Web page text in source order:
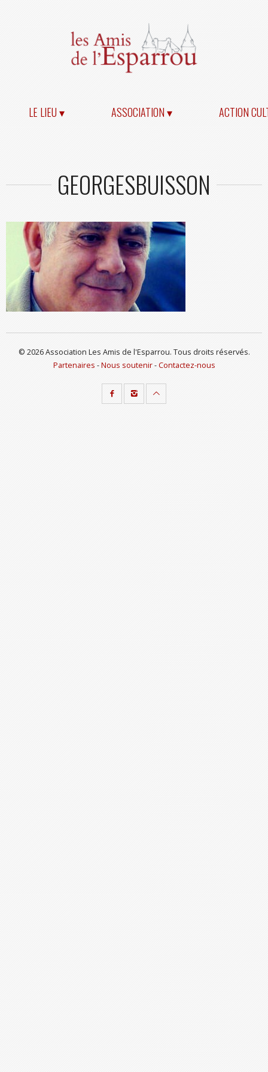
LE LIEU ▾ ASSOCIATION ▾ ACTION
GEORGESBUISSON
© 2026 Association Les Amis de l'Esparrou. Tous droits réservés.
Partenaires -Nous soutenir-Contactez-nous